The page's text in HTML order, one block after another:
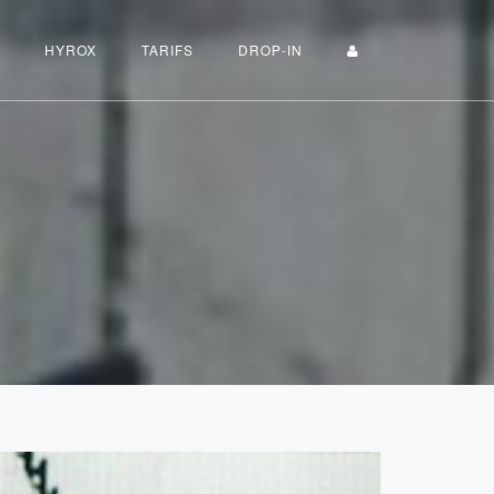
HYROX TARIFS DROP-IN